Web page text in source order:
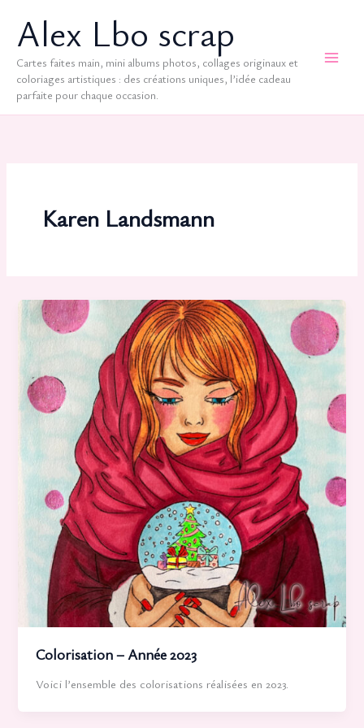
contenuAlex Lbo scrap
Cartes faites main, mini albums photos, collages originaux et
coloriages artistiques : des créations uniques, l’idée cadeau
parfaite pour chaque occasion.
Karen Landsmann
Colorisation – Année 2023
Voici l’ensemble des colorisations réalisées en 2023.